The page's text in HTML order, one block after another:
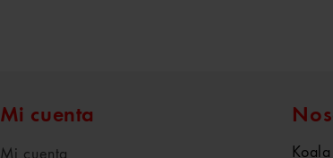
Mi cuenta
Mi cuenta